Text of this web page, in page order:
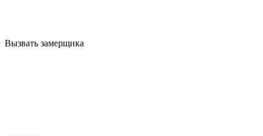
Вызвать замерщика